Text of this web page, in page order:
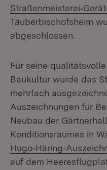
Tauberbischofsheim
abgeschlossen.
Für seine
Baukultur wurde das
mehrfach
Auszeichnungen für
Neubau der
Konditionsraumes in
auf dem